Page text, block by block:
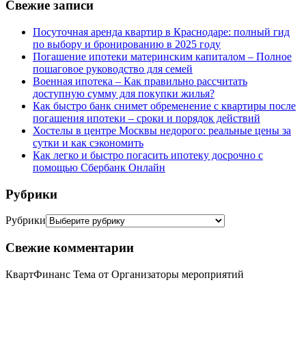
Свежие записи
Посуточная аренда квартир в Краснодаре: полный гид
по выбору и бронированию в 2025 году
Погашение ипотеки материнским капиталом – Полное
пошаговое руководство для семей
Военная ипотека – Как правильно рассчитать
доступную сумму для покупки жилья?
Как быстро банк снимет обременение с квартиры после
погашения ипотеки – сроки и порядок действий
Хостелы в центре Москвы недорого: реальные цены за
сутки и как сэкономить
Как легко и быстро погасить ипотеку досрочно с
помощью Сбербанк Онлайн
Рубрики
Рубрики
Свежие комментарии
КвартФинанс Тема от Организаторы мероприятий